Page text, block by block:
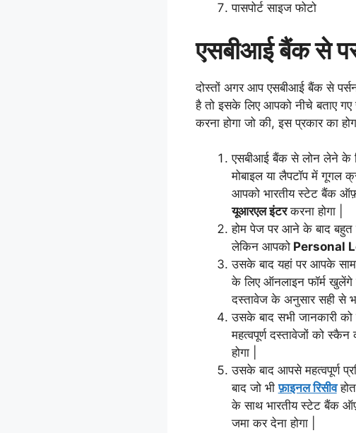
पासपोर्ट साइज फोटो
एसबीआई बैंक से
दोस्तों अगर आप एसबीआई बैंक से
है तो इसके लिए आपको नीचे बताए गए
करना होगा जो की, इस प्रकार का
एसबीआई बैंक से लोन लेने के
मोबाइल या लैपटॉप में गूगल
आपको भारतीय स्टेट बैंक
यूआरएल इंटरकरना होगा |
होम पेज पर आने के बाद बहुत
लेकिन आपकोPersonal
उसके बाद यहां पर आपके
के लिए ऑनलाइन फॉर्म खुलेंगे
दस्तावेज के अनुसार सही से
उसके बाद सभी जानकारी
महत्वपूर्ण दस्तावेजों को
होगा |
उसके बाद आपसे महत्वपूर्ण
बाद जो भीफ़ाइनल रिसीव
के साथ भारतीय स्टेट बैंक
जमा कर देना होगा |